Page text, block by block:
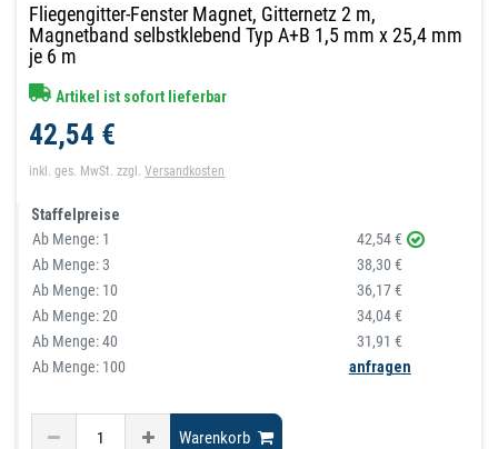
Fliegengitter-Fenster Magnet, Gitternetz 2 m,
Magnetband selbstklebend Typ A+B 1,5 mm x 25,4 mm
je 6 m
Artikel ist sofort lieferbar
42,54 €
inkl. ges. MwSt. zzgl.Versandkosten
Staffelpreise
Ab Menge: 1
42,54 €
Ab Menge:3
38,30 €
Ab Menge: 10
36,17 €
Ab Menge:20
34,04 €
Ab Menge:40
31,91 €
Ab Menge: 100
anfragen
Warenkorb